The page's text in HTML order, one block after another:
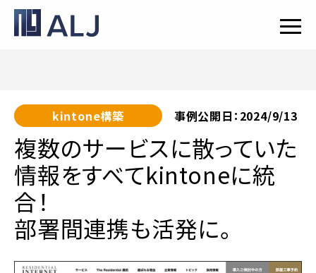
kintone構築 事例公開日：2024/9/13
複数のサービスに散っていた
情報をすべてkintoneに統
合！
部署間連携も活発に。